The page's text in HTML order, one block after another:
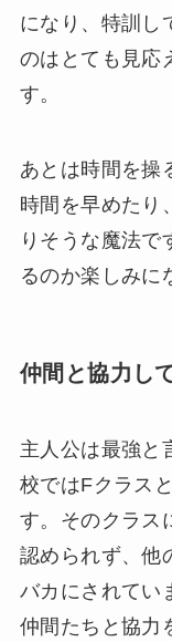
になり、特訓し
のはとても見応
す。
あとは時間を操
時間を早めたり
りそうな魔法で
るのか楽しみに
仲間と協力し
主人公は最強と
校ではFクラス
す。そのクラス
認められず、他
バカにされてい
仲間たちと協力